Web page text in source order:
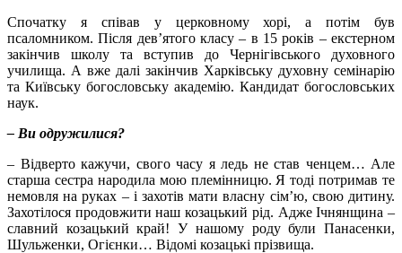
Спочатку я співав у церковному хорі, а потім був
псаломником. Після дев’ятого класу – в 15 років – екстерном
закінчив школу та вступив до Чернігівського духовного
училища. А вже далі закінчив Харківську духовну семінарію
та Київську богословську академію. Кандидат богословських
наук.
– Ви одружилися?
– Відверто кажучи, свого часу я ледь не став ченцем… Але
старша сестра народила мою племінницю. Я тоді потримав те
немовля на руках – і захотів мати власну сім’ю, свою дитину.
Захотілося продовжити наш козацький рід. Адже Ічнянщина –
славний козацький край! У нашому роду були Панасенки,
Шульженки, Огієнки… Відомі козацькі прізвища.